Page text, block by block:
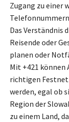
Zugang zu einer
Das Verständnis
Reisende oder
planen oder
Mit +421 können
richtigen
werden, egal ob
Region der
zu einem Land,